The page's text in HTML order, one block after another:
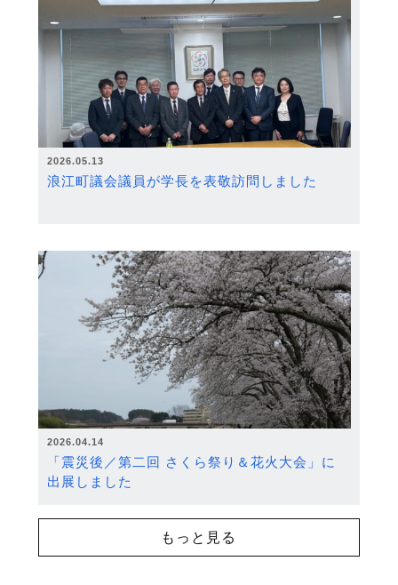
2026.05.13
浪江町議会議員が学長を表敬訪問しました
2026.04.14
「震災後／第二回 さくら祭り＆花火大会」に
出展しました
もっと見る